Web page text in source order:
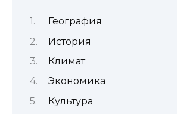
География
История
Климат
Экономика
Культура